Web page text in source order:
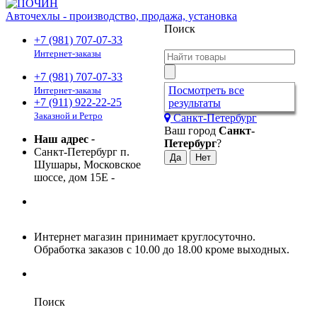
Авточехлы - производство, продажа, установка
+7 (981) 707-07-33
Интернет-заказы
+7 (981) 707-07-33
Интернет-заказы
+7 (911) 922-22-25
Заказной и Ретро
Наш адрес -
Санкт-Петербург п.
Шушары, Московское
шоссе, дом 15Е -
Поиск
Посмотреть все
результаты
Санкт-Петербург
Ваш город Санкт-
Петербург?
Интернет магазин принимает круглосуточно.
Обработка заказов с 10.00 до 18.00 кроме выходных.
Поиск